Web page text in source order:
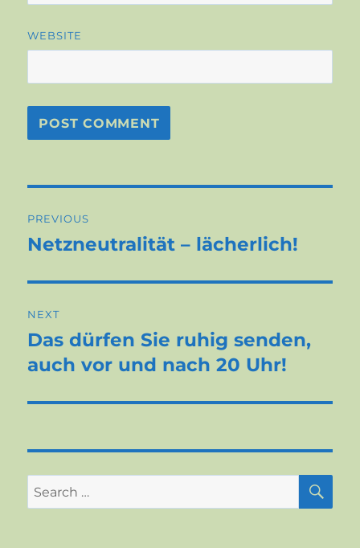
WEBSITE
navigation
PREVIOUS
Previous
Netzneutralität – lächerlich!
NEXT
Next
post:
Das dürfen Sie ruhig senden,
auch vor und nach 20 Uhr!
Search
for: